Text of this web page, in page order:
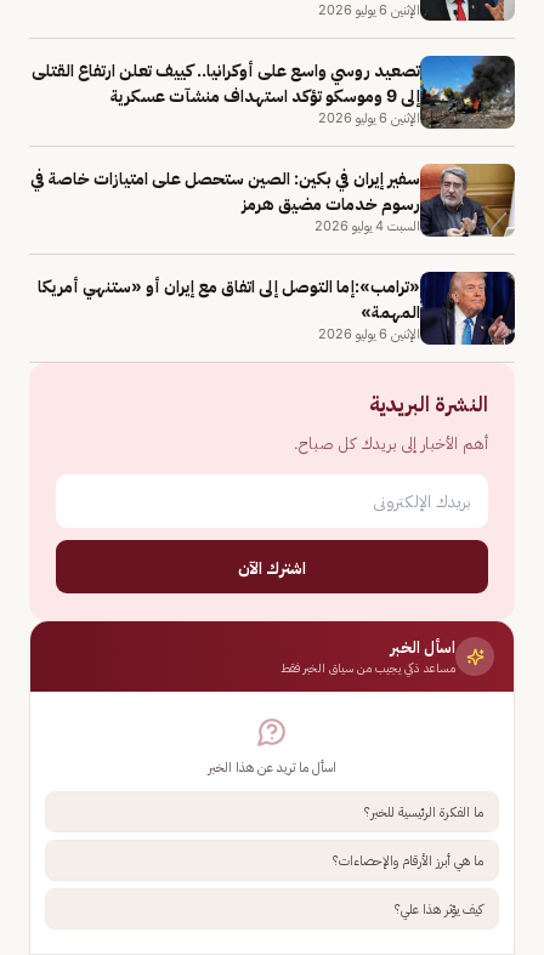
الإثنين 6 يوليو 2026
تصعيد روسي واسع على أوكرانيا.. كييف تعلن ارتفاع القتلى
إلى 9 وموسكو تؤكد استهداف منشآت عسكرية
الإثنين 6 يوليو 2026
سفير إيران في بكين: الصين ستحصل على امتيازات خاصة في
رسوم خدمات مضيق هرمز
السبت 4 يوليو 2026
«ترامب»:إما التوصل إلى اتفاق مع إيران أو «ستنهي أمريكا
المهمة»
الإثنين 6 يوليو 2026
النشرة البريدية
أهم الأخبار إلى بريدك كل صباح.
اشترك الآن
اسأل الخبر
مساعد ذكي يجيب من سياق الخبر فقط
اسأل ما تريد عن هذا الخبر
ما الفكرة الرئيسية للخبر؟
ما هي أبرز الأرقام والإحصاءات؟
كيف يؤثر هذا علي؟